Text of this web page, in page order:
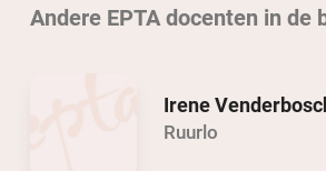
Andere EPTA docenten in de
Irene
Ruurlo